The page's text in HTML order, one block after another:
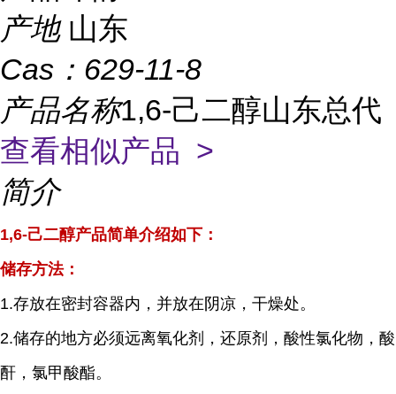
产地 山东
Cas： 629-11-8
产品名称1,6-己二醇山东总代
查看相似产品 >
简介
1,6-己二醇产品简单介绍如下：
储存方法：
1.存放在密封容器内，并放在阴凉，干燥处。
2.储存的地方必须远离氧化剂，还原剂，酸性氯化物，酸
酐，氯甲酸酯。